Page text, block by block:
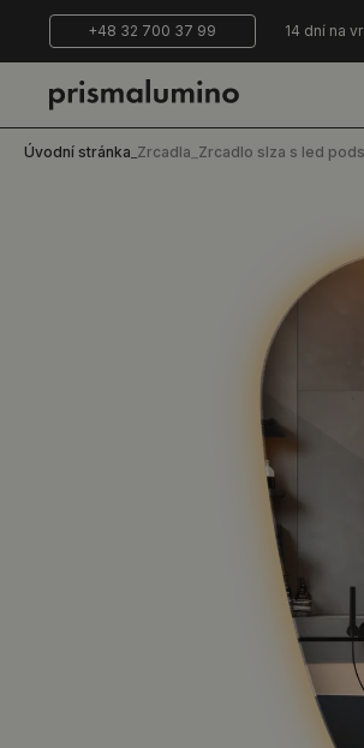
+48 32 700 37 99 14 dní na
Úvodní stránka Zrcadla Zrcadlo slza s led